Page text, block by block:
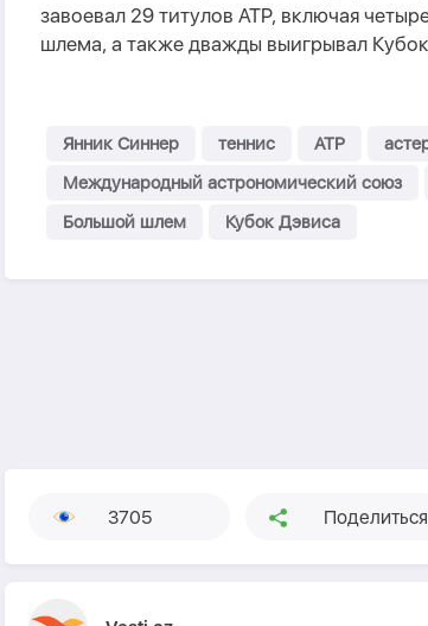
завоевал 29 титулов ATP, включая
шлема, а также дважды выигрывал
Янник Синнер теннис ATP
Международный астрономический союз
Большой шлем
Кубок Дэвиса
3705 Поделиться